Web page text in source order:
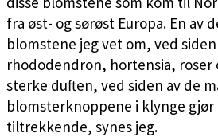
fra øst- og sørøst Europa. En av
blomstene jeg vet om, ved
rhododendron, hortensia, roser
sterke duften, ved siden av de
blomsterknoppene i klynge gjør
tiltrekkende, synes jeg.